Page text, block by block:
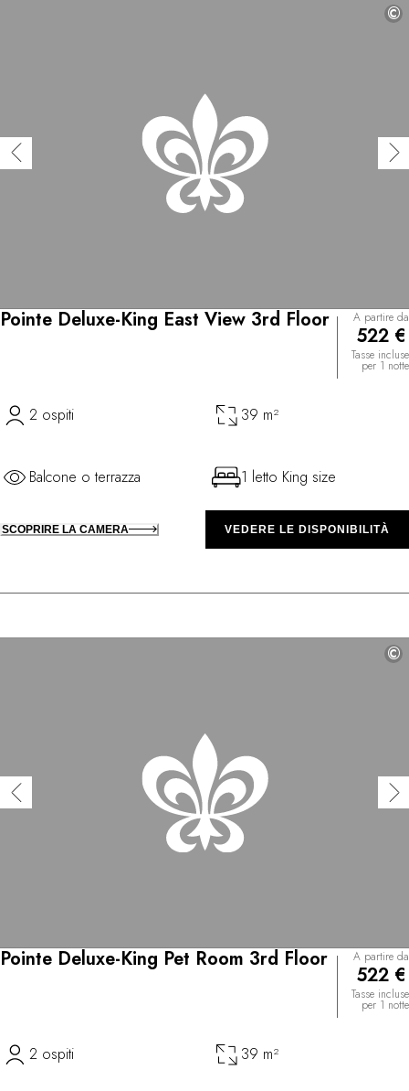
©
Pointe Deluxe-King East View 3rd Floor A partire da
522 €
Tasse incluse
per 1 notte
2 ospiti 39 m²
Balcone o terrazza 1 letto King size
SCOPRIRE LA CAMERA VEDERE LE DISPONIBILITÀ
©
Pointe Deluxe-King Pet Room 3rd Floor A partire da
522 €
Tasse incluse
per 1 notte
2 ospiti 39 m²